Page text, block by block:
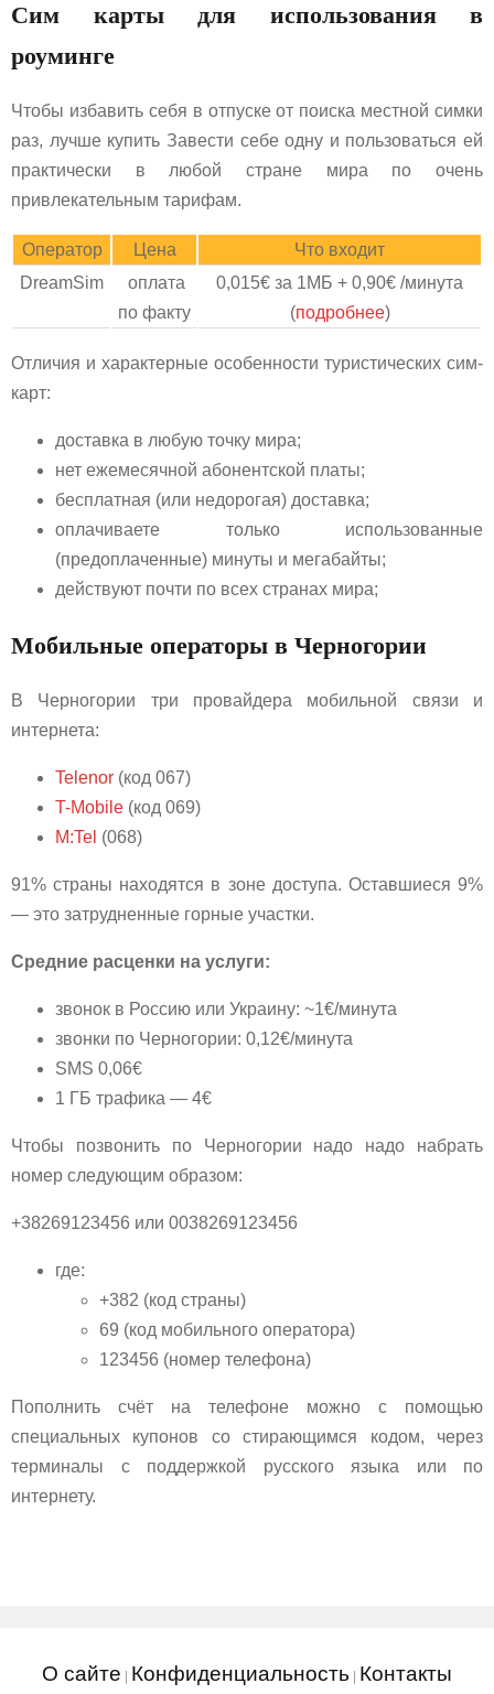
Сим карты для использования в
роуминге
Чтобы избавить себя в отпуске от поиска местной симки
раз, лучше купить Завести себе одну и пользоваться ей
практически в любой стране мира по очень
привлекательным тарифам.
Оператор Цена
Что входит
DreamSim
оплата
по факту
0,015€ за 1МБ + 0,90€ /минута
(подробнее)
Отличия и характерные особенности туристических сим-
карт:
доставка в любую точку мира;
нет ежемесячной абонентской платы;
бесплатная (или недорогая) доставка;
оплачиваете только использованные
(предоплаченные) минуты и мегабайты;
действуют почти по всех странах мира;
Мобильные операторы в Черногории
В Черногории три провайдера мобильной связи и
интернета:
Telenor (код 067)
T-Mobile (код 069)
M:Tel (068)
91% страны находятся в зоне доступа. Оставшиеся 9%
— это затрудненные горные участки.
Средние расценки на услуги:
звонок в Россию или Украину: ~1€/минута
звонки по Черногории: 0,12€/минута
SMS 0,06€
1 ГБ трафика — 4€
Чтобы позвонить по Черногории надо надо набрать
номер следующим образом:
+38269123456 или 0038269123456
где:
+382 (код страны)
69 (код мобильного оператора)
123456 (номер телефона)
Пополнить счёт на телефоне можно с помощью
специальных купонов со стирающимся кодом, через
терминалы с поддержкой русского языка или по
интернету.
О сайте Конфиденциальность Контакты